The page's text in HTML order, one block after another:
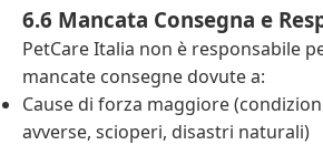
6.6 Mancata Consegna e
PetCare Italia non è responsabile
mancate consegne dovute a:
Cause di forza maggiore
avverse, scioperi, disastri naturali)